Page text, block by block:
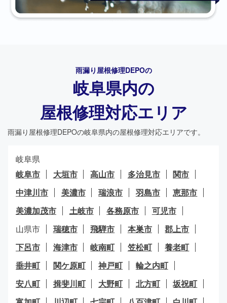
雨漏り屋根修理DEPOの
岐阜県内の
屋根修理対応エリア
雨漏り屋根修理DEPOの岐阜県内の屋根修理対応エリアです。
岐阜県
岐阜市
大垣市 高山市 多治見市
関市
中津川市
美濃市 瑞浪市 羽島市
恵那市
美濃加茂市
土岐市 各務原市
可児市
山県市
瑞穂市 飛騨市 本巣市
郡上市
下呂市
海津市 岐南町 笠松町
養老町
垂井町
関ケ原町 神戸町
輪之内町
安八町
揖斐川町 大野町 北方町
坂祝町